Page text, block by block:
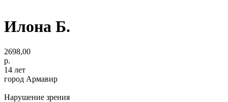
Илона Б.
2698,00
р.
14 лет
город Армавир
Нарушение зрения